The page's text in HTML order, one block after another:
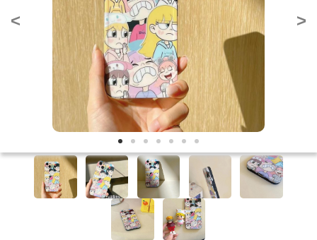
CATEGORY
Rakuma iPhone ケース
Rakuma 高品質 財布
iPhoneケース
AirPodsケース
ケースDIY
< >